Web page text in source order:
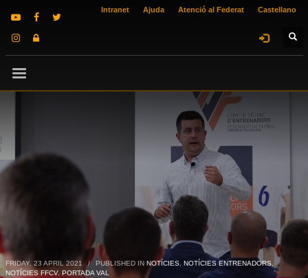
Intranet Ajuda Atenció al Federat Castellano
FRIDAY, 23 APRIL 2021 / PUBLISHED IN NOTÍCIES, NOTÍCIES ENTRENADORS,
NOTÍCIES FFCV, PORTADA VAL